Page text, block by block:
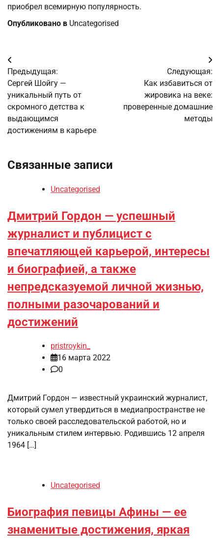
приобрел всемирную популярность.
Опубликовано в Uncategorised
Навигация
по
записям
Предыдущая:
Сергей Шойгу —
уникальный путь от
скромного детства к
выдающимся
достижениям в карьере
Следующая:
Как избавиться от
жировика на веке:
проверенные домашние
методы
Связанные записи
Uncategorised
Дмитрий Гордон — успешный
журналист и публицист с
впечатляющей карьерой, интересы
и биографией, а также
непредсказуемой личной жизнью,
полными разочарований и
достижений
pristroykin_
16 марта 2022
0
Дмитрий Гордон — известный украинский журналист,
который сумел утвердиться в медиапространстве не
только своей расследовательской работой, но и
уникальным стилем интервью. Родившись 12 апреля
1964 […]
Uncategorised
Биография певицы Афины — ее
знаменитые достижения, яркая